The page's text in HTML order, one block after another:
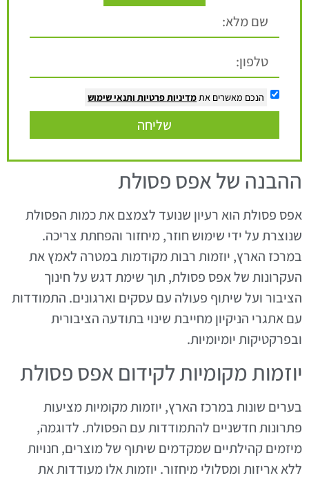
הנכם מאשרים את מדיניות פרטיות ותנאי שימוש
שליחה
ההבנה של אפס פסולת
אפס פסולת הוא רעיון שנועד לצמצם את כמות הפסולת
שנוצרת על ידי שימוש חוזר, מיחזור והפחתת צריכה.
במרכז הארץ, יוזמות רבות מקודמות במטרה לאמץ את
העקרונות של אפס פסולת, תוך שימת דגש על חינוך
הציבור ועל שיתוף פעולה עם עסקים וארגונים. התמודדות
עם אתגרי הניקיון מחייבת שינוי בתודעה הציבורית
ובפרקטיקות יומיומיות.
יוזמות מקומיות לקידום אפס פסולת
בערים שונות במרכז הארץ, יוזמות מקומיות מציעות
פתרונות חדשניים להתמודדות עם הפסולת. לדוגמה,
מיזמים קהילתיים שמקדמים שיתוף של מוצרים, חנויות
ללא אריזות ומסלולי מיחזור. יוזמות אלו מעודדות את